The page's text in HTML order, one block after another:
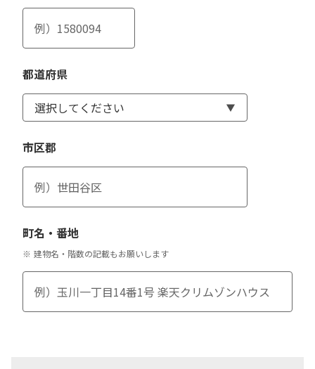
都道府県
市区郡
町名・番地
※ 建物名・階数の記載もお願いします